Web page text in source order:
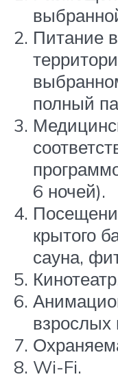
Питание
полный
6 ночей).
крытого
сауна,
взрослых
Wi-Fi.